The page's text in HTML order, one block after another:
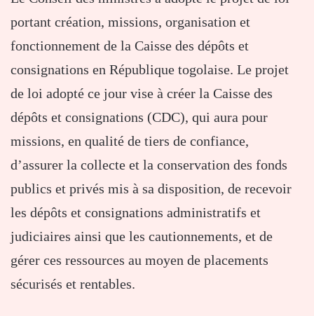
portant création, missions, organisation et
fonctionnement de la Caisse des dépôts et
consignations en République togolaise. Le projet
de loi adopté ce jour vise à créer la Caisse des
dépôts et consignations (CDC), qui aura pour
missions, en qualité de tiers de confiance,
d’assurer la collecte et la conservation des fonds
publics et privés mis à sa disposition, de recevoir
les dépôts et consignations administratifs et
judiciaires ainsi que les cautionnements, et de
gérer ces ressources au moyen de placements
sécurisés et rentables.